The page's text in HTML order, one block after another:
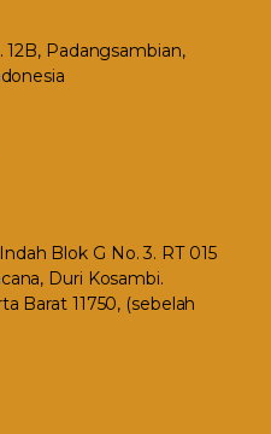
12B, Padangsambian,
Blok G No. 3. RT 015
Duri Kosambi.
Barat 11750, (sebelah